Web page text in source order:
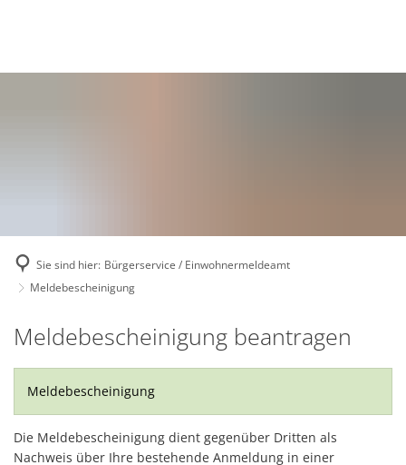
Sie sind hier: Bürgerservice / Einwohnermeldeamt
Meldebescheinigung
Meldebescheinigung
Meldebescheinigung beantragen
Meldebescheinigung
Die Meldebescheinigung dient gegenüber Dritten als
Nachweis über Ihre bestehende Anmeldung in einer